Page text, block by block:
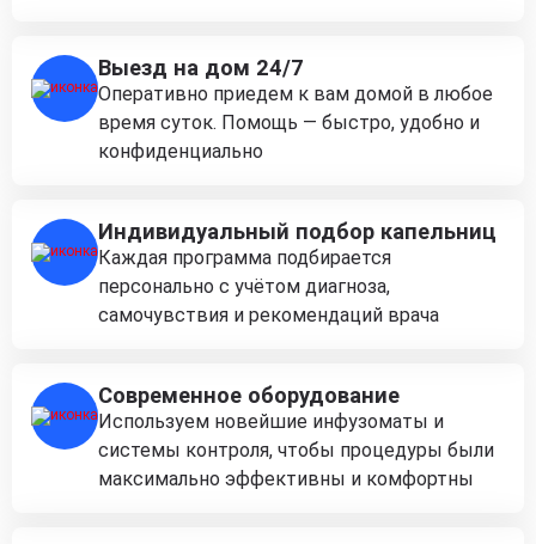
Выезд на дом 24/7
Оперативно приедем к вам домой в любое
время суток. Помощь — быстро, удобно и
конфиденциально
Индивидуальный подбор капельниц
Каждая программа подбирается
персонально с учётом диагноза,
самочувствия и рекомендаций врача
Современное оборудование
Используем новейшие инфузоматы и
системы контроля, чтобы процедуры были
максимально эффективны и комфортны